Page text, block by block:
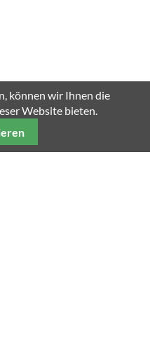
können wir Ihnen die
Website bieten.